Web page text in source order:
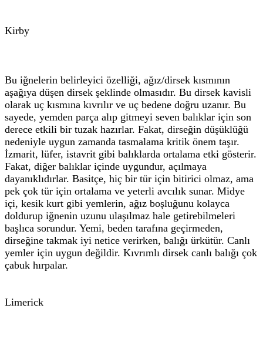
Kirby
Bu iğnelerin belirleyici özelliği, ağız/dirsek kısmının
aşağıya düşen dirsek şeklinde olmasıdır. Bu dirsek kavisli
olarak uç kısmına kıvrılır ve uç bedene doğru uzanır. Bu
sayede, yemden parça alıp gitmeyi seven balıklar için son
derece etkili bir tuzak hazırlar. Fakat, dirseğin düşüklüğü
nedeniyle uygun zamanda tasmalama kritik önem taşır.
İzmarit, lüfer, istavrit gibi balıklarda ortalama etki gösterir.
Fakat, diğer balıklar içinde uygundur, açılmaya
dayanıklıdırlar. Basitçe, hiç bir tür için bitirici olmaz, ama
pek çok tür için ortalama ve yeterli avcılık sunar. Midye
içi, kesik kurt gibi yemlerin, ağız boşluğunu kolayca
doldurup iğnenin uzunu ulaşılmaz hale getirebilmeleri
başlıca sorundur. Yemi, beden tarafına geçirmeden,
dirseğine takmak iyi netice verirken, balığı ürkütür. Canlı
yemler için uygun değildir. Kıvrımlı dirsek canlı balığı çok
çabuk hırpalar.
Limerick